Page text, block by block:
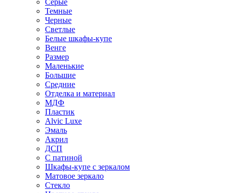
Серые
Темные
Черные
Светлые
Белые шкафы-купе
Венге
Размер
Маленькие
Большие
Средние
Отделка и материал
МДФ
Пластик
Alvic Luxe
Эмаль
Акрил
ДСП
С патиной
Шкафы-купе с зеркалом
Матовое зеркало
Стекло